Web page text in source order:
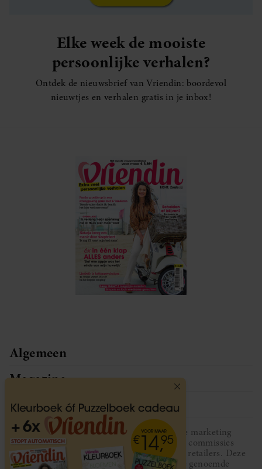
Elke week de mooiste
persoonlijke verhalen?
Ontdek de nieuwsbrief van Vriendin: boordevol
nieuwtjes en verhalen gratis in je inbox!
Algemeen
Magazine
Service
Vriendin participeert in diverse affiliate marketing
programma’s, dat houdt in dat Vriendin commissies
ontvangt voor aankopen middels links van retailers. Deze
website wordt niet gesponsord door de genoemde